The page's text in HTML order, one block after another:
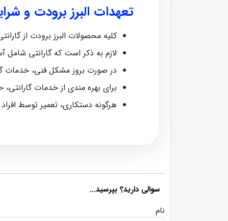
تعهدات البرز برودت و
کلیه محصولات البرز برودت از گارانتی
لازم به ذکر است که گارانتی
در صورت بروز مشکل فنی، خدمات
برای بهره‌ مندی از خدمات
هرگونه دستکاری، تعمیر توسط
سوالی دارید؟ بپرسید...
نام